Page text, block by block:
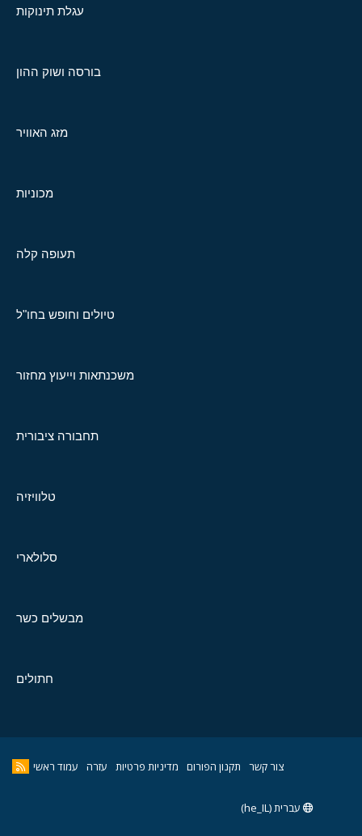
עגלת תינוקות
בורסה ושוק ההון
מזג האוויר
מכוניות
תעופה קלה
טיולים וחופש בחו"ל
משכנתאות וייעוץ מחזור
תחבורה ציבורית
טלוויזיה
סלולארי
מבשלים כשר
חתולים
צור קשר תקנון הפורום מדיניות פרטיות עזרה עמוד ראשי
עברית (he_IL)